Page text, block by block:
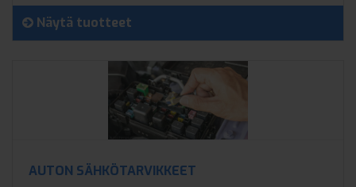
Näytä tuotteet
AUTON SÄHKÖTARVIKKEET